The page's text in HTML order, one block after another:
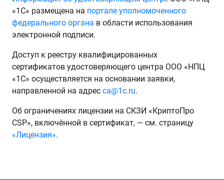
«1С» размещена на портале уполномоченного
федерального органа в области использования
электронной подписи.
Доступ к реестру квалифицированных
сертификатов удостоверяющего центра ООО «НПЦ
«1С» осуществляется на основании заявки,
направленной на адрес ca@1c.ru.
Об ограничениях лицензии на СКЗИ «КриптоПро
CSP», включённой в сертификат, — см. страницу
«Лицензия».